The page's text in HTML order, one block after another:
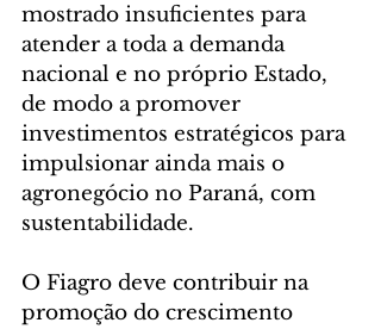
mostrado insuficientes para
atender a toda a demanda
nacional e no próprio Estado,
de modo a promover
investimentos estratégicos para
impulsionar ainda mais o
agronegócio no Paraná, com
sustentabilidade.
O Fiagro deve contribuir na
promoção do crescimento